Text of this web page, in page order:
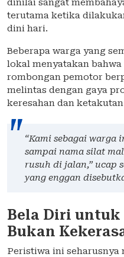
dinilai sangat
terutama ketika
dini hari.
Beberapa warga yang
lokal menyatakan
rombongan pemotor
melintas dengan gaya
keresahan dan
“Kami sebagai warga
sampai nama silat
rusuh di jalan,” ucap
yang enggan
Bela Diri untuk
Bukan
Peristiwa ini